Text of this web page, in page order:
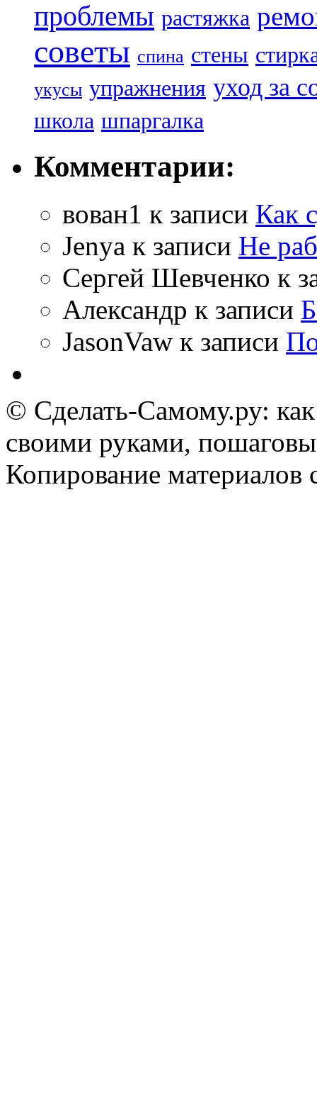
проблемы растяжка
советы спина стены
укусы упражнения уход за
школа шпаргалка
Комментарии:
вован1 к записи Как
Jenya к записи Не
Сергей Шевченко к
Александр к записи
JasonVaw к записи
© Сделать-Самому.ру:
своими руками,
Копирование материалов